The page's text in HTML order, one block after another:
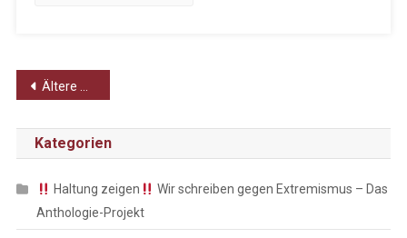
Beitragsnavigation
Ältere Beiträge
Kategorien
Haltung zeigen
Wir schreiben gegen Extremismus – Das
Anthologie-Projekt